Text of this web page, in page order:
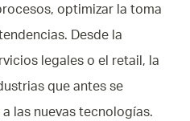
optimizar la toma
Desde la
legales o el retail, la
que antes se
las nuevas tecnologías.